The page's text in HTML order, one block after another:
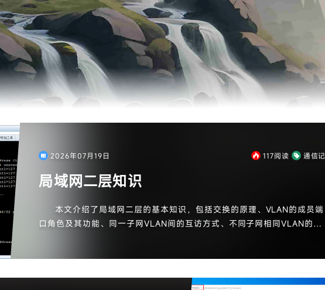
2026年07月19日 117阅读 通信记
局域网二层知识
本文介绍了局域网二层的基本知识，包括交换的原理、VLAN的成员端
口角色及其功能、同一子网VLAN间的互访方式、不同子网相同VLAN的互
题，通过双层标签实现不同客户的业务隔离。